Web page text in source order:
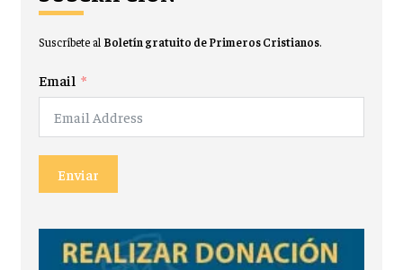
Suscríbete al Boletín gratuito de Primeros Cristianos.
Email
Enviar